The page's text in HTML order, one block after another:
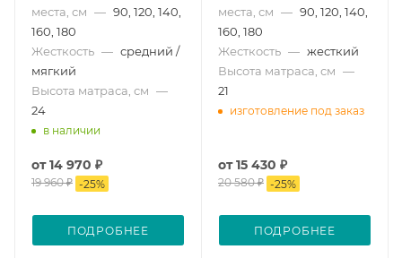
места, см — 90, 120, 140,
160, 180
Жесткость — средний /
мягкий
Высота матраса, см —
24
в наличии
от14 970 ₽
19 960 ₽ -25%
ПОДРОБНЕЕ
места, см — 90, 120, 140,
160, 180
Жесткость — жесткий
Высота матраса, см —
21
изготовление под заказ
от15 430 ₽
20 580 ₽ -25%
ПОДРОБНЕЕ